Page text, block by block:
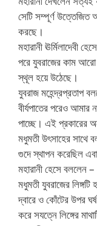
সেটি সম্পূর্ণ উত্তেজিত
করছে।
মহারানী ঊর্মিলাদেবী
পরে যুবরাজের কাম আরো
স্থূল হয়ে উঠেছে।
যুবরাজ মহেন্দ্রপ্রতাপ
বীর্যপাতের পরেও
পাচ্ছে। এই প্রকারের
মধুমতী উৎসাহের সাথে
গুদে স্থাপন করেছিল
মহারানী হেসে বললেন
মধুমতী যুবরাজের লিঙ্গটি
দ্বারে ও কোঁটের উপর
করে সযত্নে লিঙ্গের